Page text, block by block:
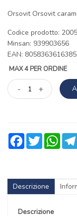
Orsovit Orsovit
Codice prodotto:
Minsan: 939903656
EAN: 8058363616385
MAX 4 PER ORDINE
- +
FacebookTwitter
Descrizione
Descrizione